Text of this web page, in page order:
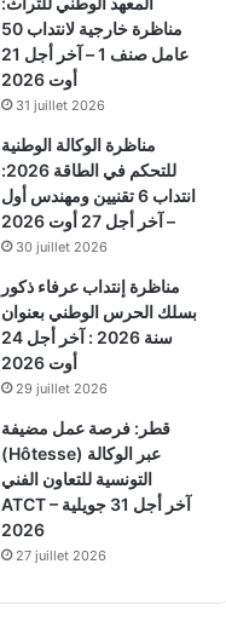
مناظرة خارجية لانتداب 50
عامل صنف 1 – آخر أجل 21
أوت 2026
31 juillet 2026
مناظرة الوكالة الوطنية
للتحكم في الطاقة 2026:
انتداب 6 تقنيين ومهندس أول
– آخر أجل 27 أوت 2026
30 juillet 2026
مناظرة إنتداب عرفاء ذكور
بسلك الحرس الوطني بعنوان
سنة 2026 : آخر أجل 24
أوت 2026
29 juillet 2026
قطر: فرصة عمل مضيفة
(Hôtesse) عبر الوكالة
التونسية للتعاون الفني
ATCT – آخر أجل 31 جويلية
2026
27 juillet 2026